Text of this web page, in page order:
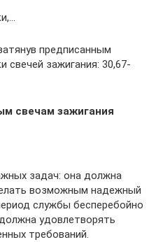
предписанным
зажигания: 30,67-
свечам зажигания
задач: она должна
возможным надежный
службы бесперебойно
удовлетворять
требований.